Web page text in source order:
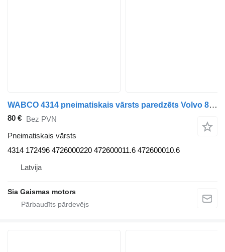
WABCO 4314 pneimatiskais vārsts paredzēts Volvo 8700 autobusa
80 € Bez PVN
Pneimatiskais vārsts
4314 172496 4726000220 472600011.6 472600010.6
Latvija
Sia Gaismas motors